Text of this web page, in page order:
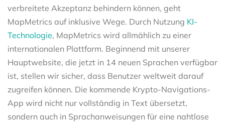
verbreitete Akzeptanz behindern können, geht
MapMetrics auf inklusive Wege. Durch Nutzung KI-
Technologie, MapMetrics wird allmählich zu einer
internationalen Plattform. Beginnend mit unserer
Hauptwebsite, die jetzt in 14 neuen Sprachen verfügbar
ist, stellen wir sicher, dass Benutzer weltweit darauf
zugreifen können. Die kommende Krypto-Navigations-
App wird nicht nur vollständig in Text übersetzt,
sondern auch in Sprachanweisungen für eine nahtlose